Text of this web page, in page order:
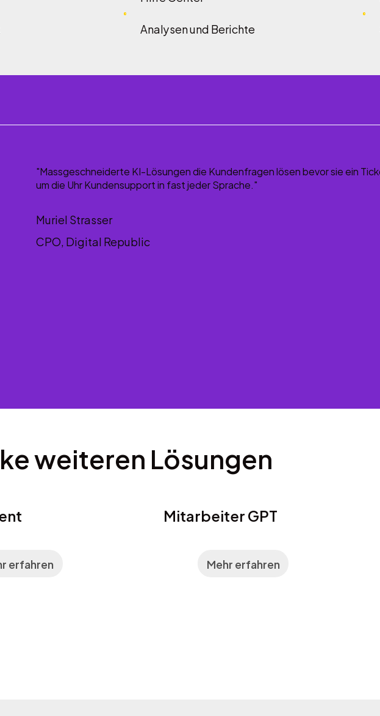
Analysen und Berichte
"Massgeschneiderte KI-Lösungen die Kundenfragen lösen bevor sie ein
um die Uhr Kundensupport in fast jeder Sprache."
Muriel Strasser
CPO, Digital Republic
weiteren Lösungen
erfahren
Mitarbeiter GPT
Mehr erfahren